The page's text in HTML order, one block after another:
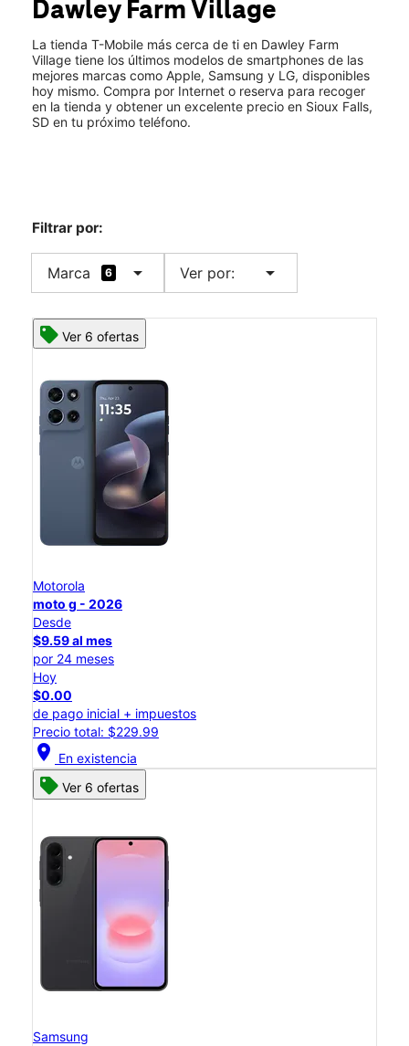
Jue.: 10:00 a.m. a 8:00 p.m.
617 South Highline Place Sioux Falls, SD 57110
Dawley Farm Village
La tienda T-Mobile más cerca de ti en Dawley Farm
Village tiene los últimos modelos de smartphones de las
mejores marcas como Apple, Samsung y LG, disponibles
hoy mismo. Compra por Internet o reserva para recoger
en la tienda y obtener un excelente precio en Sioux Falls,
SD en tu próximo teléfono.
Filtrar por:
Marca 6 arrow_drop_down Ver por: arrow_drop_down
Ver 6 ofertas
Motorola
moto g - 2026
Desde
$9.59 al mes
por 24 meses
Hoy
$0.00
de pago inicial + impuestos
Precio total: $229.99
location_on En existencia
Ver 6 ofertas
Samsung